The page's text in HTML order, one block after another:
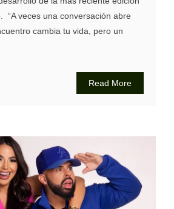
“A veces una conversación abre
cambia tu vida, pero un
Read More